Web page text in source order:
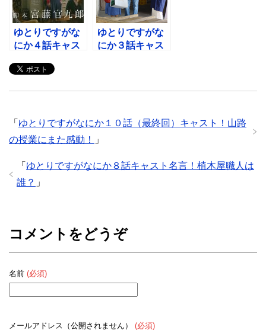
ゆとりですがな
にか４話キャス
習生の彼氏役
ゆとりですがな
にか３話キャス
「 ゆとりですがなにか１０話（最終回）キャスト！山路
の授業にまた感動！
」
「 ゆとりですがなにか８話キャスト名言！植木屋職人は
誰？ 」
コメントをどうぞ
名前 (必須)
メールアドレス（公開されません） (必須)